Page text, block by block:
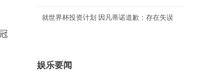
就世界杯投资计划 因凡蒂诺道歉：存在失误
娱乐要闻